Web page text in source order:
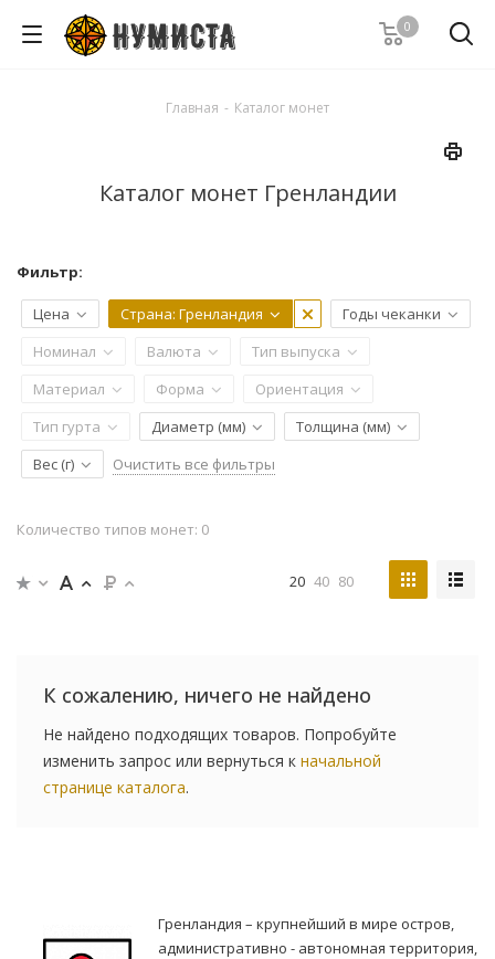
0
Главная - Каталог монет
Каталог монет Гренландии
Фильтр:
Цена Страна: Гренландия
Годы чеканки
Номинал
Валюта
Тип выпуска
Материал
Форма
Ориентация
Тип гурта
Диаметр (мм)
Толщина (мм)
Вес (г)
Очистить все фильтры
Количество типов монет: 0
20 40 80
К сожалению, ничего не найдено
Не найдено подходящих товаров. Попробуйте
изменить запрос или вернуться к начальной
странице каталога.
Гренландия – крупнейший в мире остров,
административно - автономная территория,